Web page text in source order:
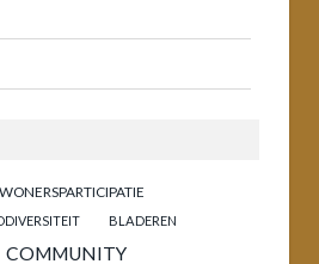
BLADEREN
COMMUNITY